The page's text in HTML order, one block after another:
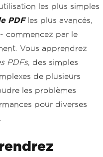
les plus simples
PDFles plus avancés,
- commencez par le
Vous apprendrez
PDFs, des simples
de plusieurs
les problèmes
pour diverses
.